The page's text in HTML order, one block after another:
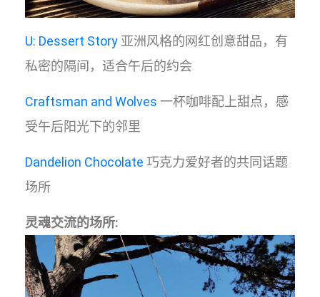
U: Dessert Story 亚洲风格的网红创意甜品，有
私密的隔间，适合午后的约会
Craftsman and Wolves 一杯咖啡配上甜点，感
受午后阳光下的邻里
Dandelion Chocolate 巧克力爱好者的共同话题
场所
灵魂交流的场所: